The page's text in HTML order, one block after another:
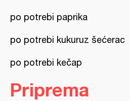
po potrebi paprika
po potrebi kukuruz šećerac
po potrebi kečap
Priprema